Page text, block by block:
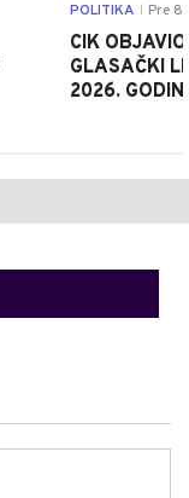
POLITIKA Pre 8
CIK
GLASAČKI
2026.